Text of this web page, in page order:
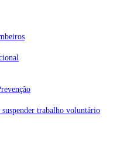
trabalho voluntário